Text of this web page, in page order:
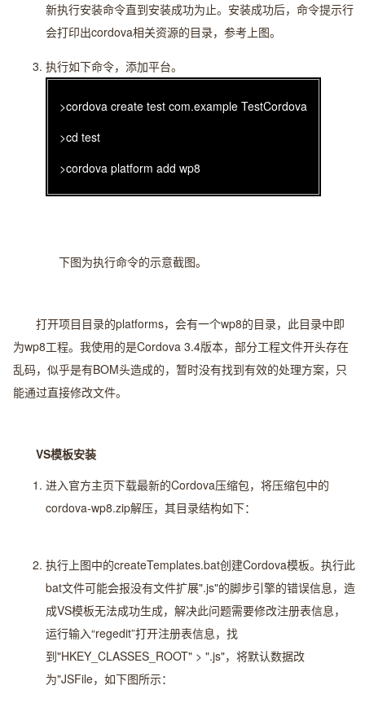
新执行安装命令直到安装成功为止。安装成功后，命令提示行
会打印出cordova相关资源的目录，参考上图。
执行如下命令，添加平台。
>cordova create test com.example TestCordova
>cd test
>cordova platform add wp8
下图为执行命令的示意截图。
打开项目目录的platforms，会有一个wp8的目录，此目录中即
为wp8工程。我使用的是Cordova 3.4版本，部分工程文件开头存在
乱码，似乎是有BOM头造成的，暂时没有找到有效的处理方案，只
能通过直接修改文件。
VS模板安装
进入官方主页下载最新的Cordova压缩包，将压缩包中的
cordova-wp8.zip解压，其目录结构如下：
执行上图中的createTemplates.bat创建Cordova模板。执行此
bat文件可能会报没有文件扩展".js"的脚步引擎的错误信息，造
成VS模板无法成功生成，解决此问题需要修改注册表信息，
运行输入“regedit”打开注册表信息，找
到"HKEY_CLASSES_ROOT" > ".js"，将默认数据改
为"JSFile，如下图所示：